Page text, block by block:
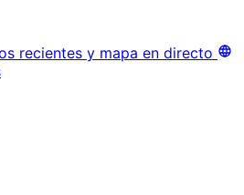
recientes y mapa en directo